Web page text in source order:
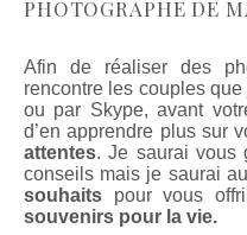
PHOTOGRAPHE DE
Afin de réaliser des
rencontre les couples
ou par Skype, avant
d’en apprendre plus sur
attentes. Je saurai vous
conseils mais je saurai
souhaits pour vous
souvenirs pour la vie.